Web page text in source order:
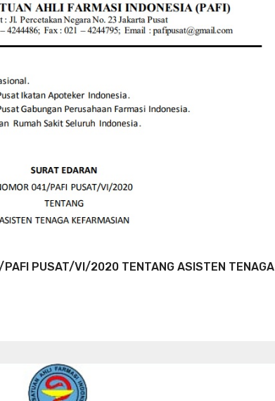
PAFI PUSAT/VI/2020 TENTANG ASISTEN TENAGA